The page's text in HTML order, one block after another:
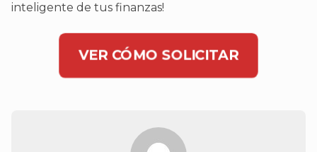
inteligente de tus finanzas!
VER CÓMO SOLICITAR